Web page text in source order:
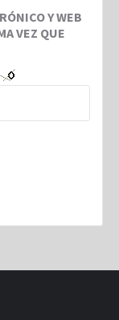
Y WEB
VEZ QUE